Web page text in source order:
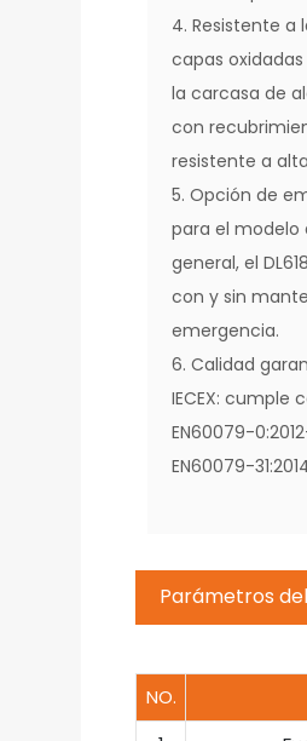
4. Resistente a
capas
la carcasa de
con
resistente a
5. Opción de
para el modelo
general, el
con y sin
emergencia.
6. Calidad
IECEX: cumple
EN60079-
EN60079-
Parámetros
NO.